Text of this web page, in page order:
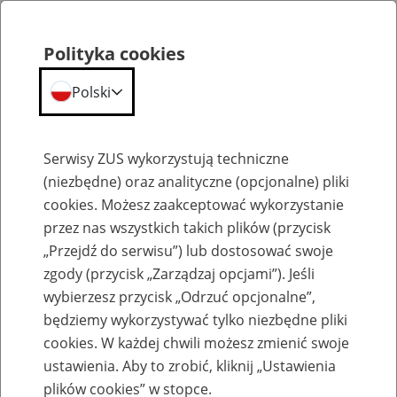
Komunikaty
Ograniczenia w dostępie do usługi
samodzielnego tworzenia potwierdzeń na
Polityka cookies
Polski
Serwisy ZUS wykorzystują techniczne
(niezbędne) oraz analityczne (opcjonalne) pliki
cookies. Możesz zaakceptować wykorzystanie
przez nas wszystkich takich plików (przycisk
„Przejdź do serwisu”) lub dostosować swoje
zgody (przycisk „Zarządzaj opcjami”). Jeśli
wybierzesz przycisk „Odrzuć opcjonalne”,
będziemy wykorzystywać tylko niezbędne pliki
cookies. W każdej chwili możesz zmienić swoje
ustawienia. Aby to zrobić, kliknij „Ustawienia
plików cookies” w stopce.